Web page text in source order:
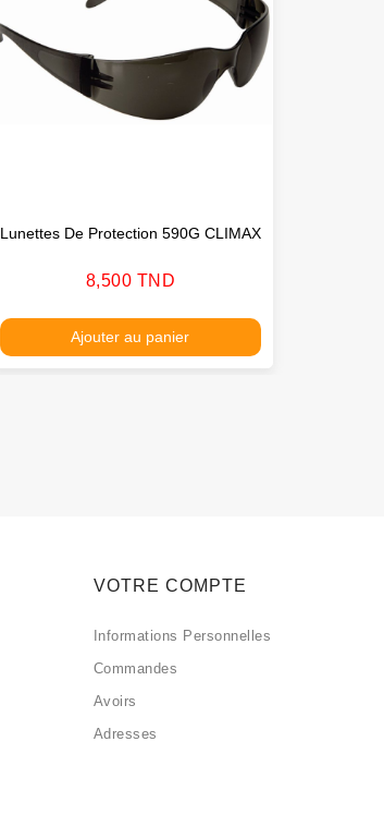
Lunettes De Protection 590G CLIMAX
Prix
8,500 TND
Ajouter au panier
VOTRE COMPTE
Informations Personnelles
Commandes
Avoirs
Adresses